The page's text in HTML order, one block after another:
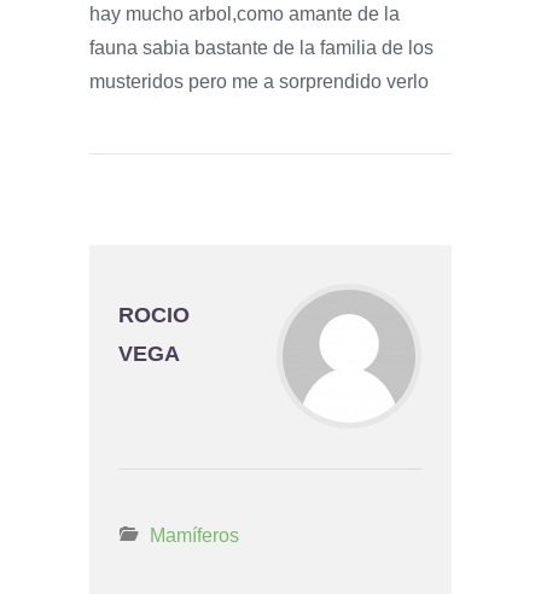
hay mucho arbol,como amante de la
fauna sabia bastante de la familia de los
musteridos pero me a sorprendido verlo
ROCIO
VEGA
Mamíferos